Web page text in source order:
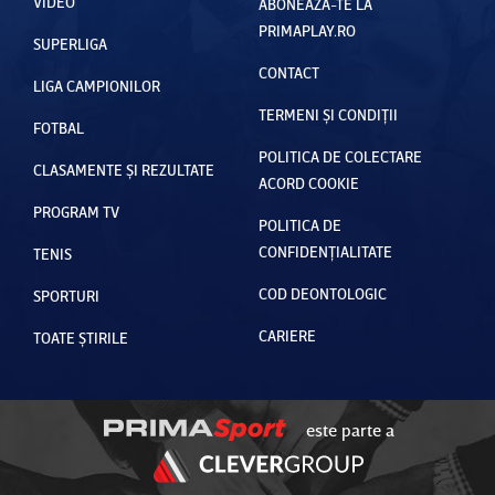
SUPERLIGA
LIGA CAMPIONILOR
FOTBAL
CLASAMENTE ȘI REZULTATE
PROGRAM TV
TENIS
SPORTURI
TOATE ȘTIRILE
PRIMAPLAY.RO
CONTACT
TERMENI ȘI CONDIȚII
POLITICA DE COLECTARE
ACORD COOKIE
POLITICA DE
CONFIDENȚIALITATE
COD DEONTOLOGIC
CARIERE
este parte a